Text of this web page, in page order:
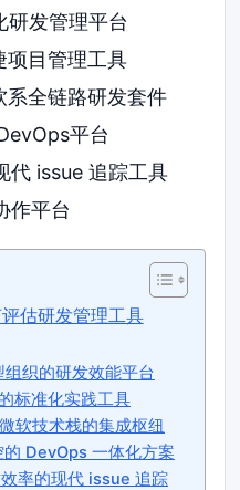
发管理平台
目管理工具
全链路研发套件
平台
issue 追踪工具
作平台
估研发管理工具
组织的研发效能平台
标准化实践工具
软技术栈的集成枢纽
DevOps 一体化方案
率的现代 issue 追踪